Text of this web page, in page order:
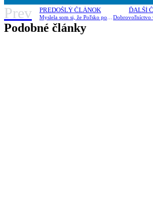
Prev PREDOŠLÝ ČLÁNOK ĎALŠÍ
Podobné články